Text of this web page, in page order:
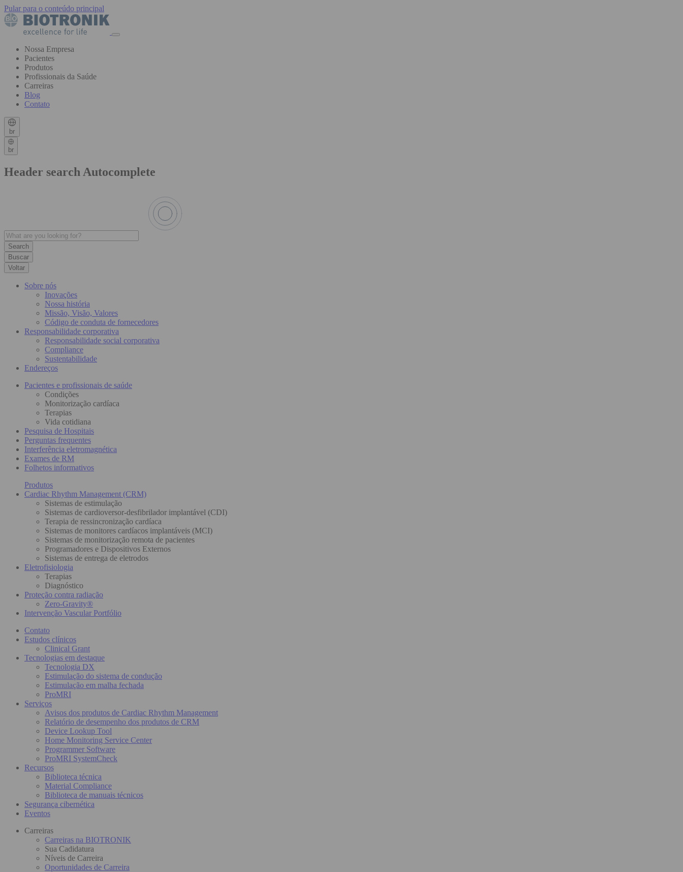
Pular para o conteúdo principal
Nossa Empresa
Pacientes
Produtos
Profissionais da Saúde
Carreiras
Blog
Contato
br
br
Header search Autocomplete
Buscar
Voltar
Sobre nós
Inovações
Nossa história
Missão, Visão, Valores
Código de conduta de fornecedores
Responsabilidade corporativa
Responsabilidade social corporativa
Compliance
Sustentabilidade
Endereços
Pacientes e profissionais de saúde
Condições
Monitorização cardíaca
Terapias
Vida cotidiana
Pesquisa de Hospitais
Perguntas frequentes
Interferência eletromagnética
Exames de RM
Folhetos informativos
Produtos
Cardiac Rhythm Management (CRM)
Sistemas de estimulação
Sistemas de cardioversor-desfibrilador implantável (CDI)
Terapia de ressincronização cardíaca
Sistemas de monitores cardíacos implantáveis (MCI)
Sistemas de monitorização remota de pacientes
Programadores e Dispositivos Externos
Sistemas de entrega de eletrodos
Eletrofisiologia
Terapias
Diagnóstico
Proteção contra radiação
Zero-Gravity®
Intervenção Vascular Portfólio
Contato
Estudos clínicos
Clinical Grant
Tecnologias em destaque
Tecnologia DX
Estimulação do sistema de condução
Estimulação em malha fechada
ProMRI
Serviços
Avisos dos produtos de Cardiac Rhythm Management
Relatório de desempenho dos produtos de CRM
Device Lookup Tool
Home Monitoring Service Center
Programmer Software
ProMRI SystemCheck
Recursos
Biblioteca técnica
Material Compliance
Biblioteca de manuais técnicos
Segurança cibernética
Eventos
Carreiras
Carreiras na BIOTRONIK
Sua Cadidatura
Níveis de Carreira
Oportunidades de Carreira